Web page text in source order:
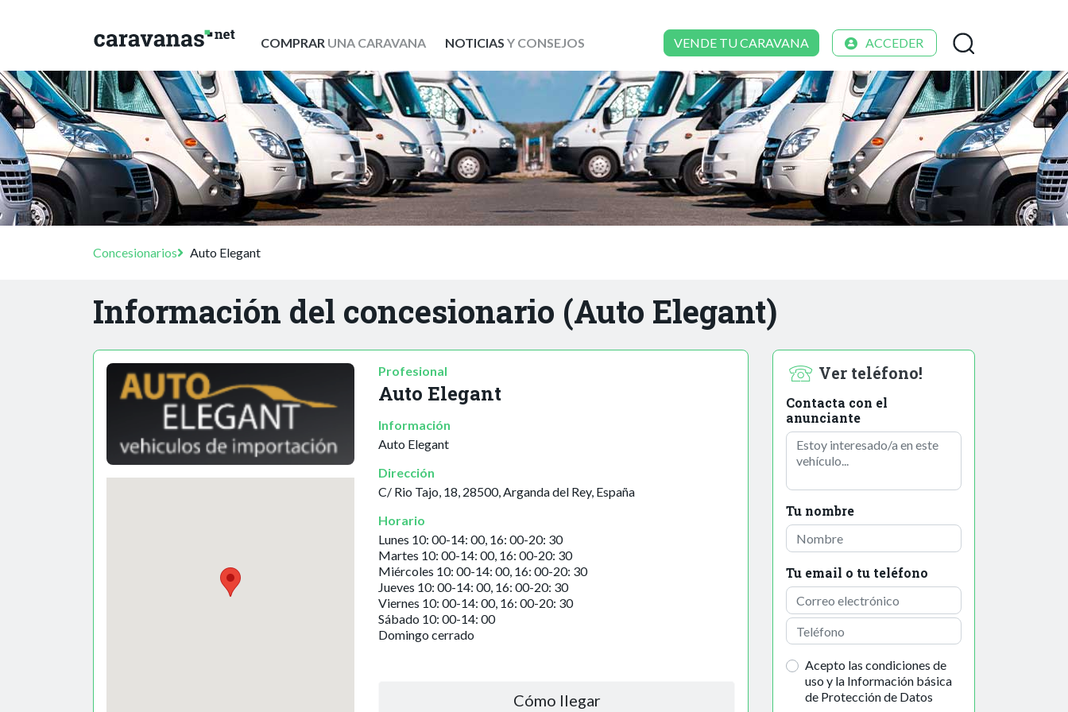
COMPRARUNA CARAVANA NOTICIAS Y CONSEJOS VENDE TU CARAVANA ACCEDER
Concesionarios Auto Elegant
Información del concesionario (Auto Elegant)
Profesional
Auto Elegant
Información
Auto Elegant
Dirección
C/ Rio Tajo, 18, 28500, Arganda del Rey, España
Horario
Lunes 10: 00-14: 00, 16: 00-20: 30
Martes 10: 00-14: 00, 16: 00-20: 30
Miércoles 10: 00-14: 00, 16: 00-20: 30
Jueves 10: 00-14: 00, 16: 00-20: 30
Viernes 10: 00-14: 00, 16: 00-20: 30
Sábado 10: 00-14: 00
Domingo cerrado
Cómo llegar
Ver teléfono!
Contacta con el
anunciante
Tu nombre
Tu email o tu teléfono
Acepto las condiciones de
uso y la Información básica
de Protección de Datos